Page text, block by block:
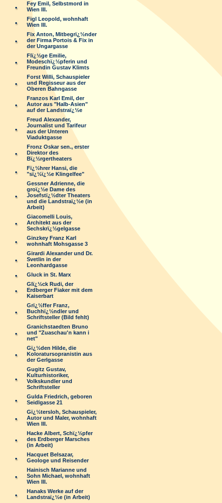
Fey Emil, Selbstmord in
Wien III.
Figl Leopold, wohnhaft
Wien III.
Fix Anton, Mitbegrï¿½nder
der Firma Portois & Fix in
der Ungargasse
Flï¿½ge Emilie,
Modeschï¿½pferin und
Freundin Gustav Klimts
Forst Willi, Schauspieler
und Regisseur aus der
Oberen Bahngasse
Franzos Karl Emil, der
Autor aus "Halb-Asien"
auf der Landstraï¿½e
Freud Alexander,
Journalist und Tarifeur
aus der Unteren
Viaduktgasse
Fronz Oskar sen., erster
Direktor des
Bï¿½rgertheaters
Fï¿½hrer Hansi, die
"sï¿½ï¿½e Klingelfee"
Gessner Adrienne, die
groï¿½e Dame des
Josefstï¿½dter Theaters
und die Landstraï¿½e (in
Arbeit)
Giacomelli Louis,
Architekt aus der
Sechskrï¿½gelgasse
Ginzkey Franz Karl
wohnhaft Mohsgasse 3
Girardi Alexander und Dr.
Svetlin in der
Leonhardgasse
Gluck in St. Marx
Glï¿½ck Rudi, der
Erdberger Fiaker mit dem
Kaiserbart
Grï¿½ffer Franz,
Buchhï¿½ndler und
Schriftsteller (Bild fehlt)
Granichstaedten Bruno
und "Zuaschau'n kann i
net"
Gï¿½den Hilde, die
Koloratursopranistin aus
der Gerlgasse
Gugitz Gustav,
Kulturhistoriker,
Volkskundler und
Schriftsteller
Gulda Friedrich, geboren
Seidlgasse 21
Gï¿½tersloh, Schauspieler,
Autor und Maler, wohnhaft
Wien III.
Hacke Albert, Schï¿½pfer
des Erdberger Marsches
(in Arbeit)
Hacquet Belsazar,
Geologe und Reisender
Hainisch Marianne und
Sohn Michael, wohnhaft
Wien III.
Hanaks Werke auf der
Landstraï¿½e (in Arbeit)